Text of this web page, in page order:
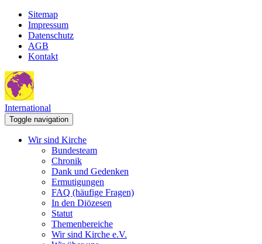
Sitemap
Impressum
Datenschutz
AGB
Kontakt
International
Toggle navigation
Wir sind Kirche
Bundesteam
Chronik
Dank und Gedenken
Ermutigungen
FAQ (häufige Fragen)
In den Diözesen
Statut
Themenbereiche
Wir sind Kirche e.V.